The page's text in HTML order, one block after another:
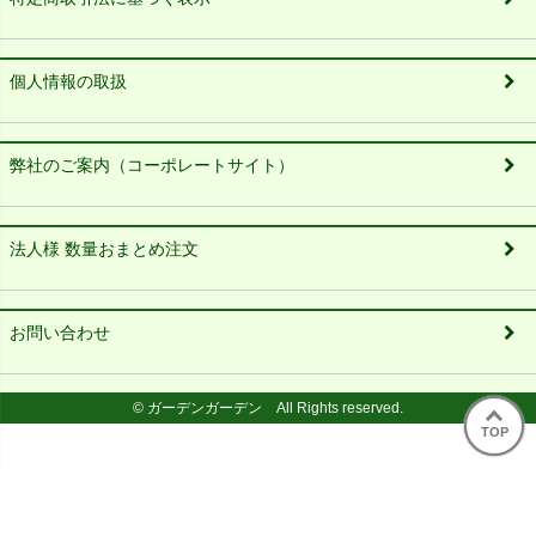
個人情報の取扱
弊社のご案内（コーポレートサイト）
法人様 数量おまとめ注文
お問い合わせ
© ガーデンガーデン All Rights reserved.
TOP